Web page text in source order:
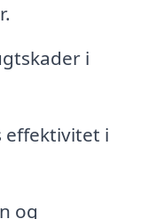
i
effektivitet i
og